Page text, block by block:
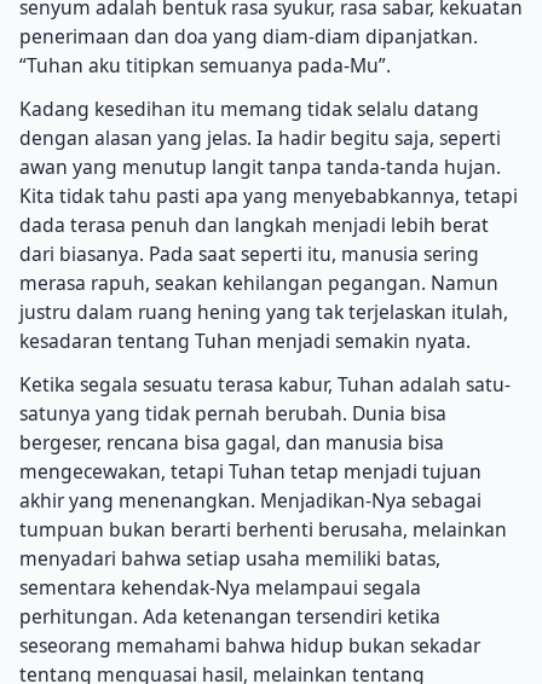
senyum adalah bentuk rasa syukur, rasa sabar, kekuatan
penerimaan dan doa yang diam-diam dipanjatkan.
“Tuhan aku titipkan semuanya pada-Mu”.
Kadang kesedihan itu memang tidak selalu datang
dengan alasan yang jelas. Ia hadir begitu saja, seperti
awan yang menutup langit tanpa tanda-tanda hujan.
Kita tidak tahu pasti apa yang menyebabkannya, tetapi
dada terasa penuh dan langkah menjadi lebih berat
dari biasanya. Pada saat seperti itu, manusia sering
merasa rapuh, seakan kehilangan pegangan. Namun
justru dalam ruang hening yang tak terjelaskan itulah,
kesadaran tentang Tuhan menjadi semakin nyata.
Ketika segala sesuatu terasa kabur, Tuhan adalah satu-
satunya yang tidak pernah berubah. Dunia bisa
bergeser, rencana bisa gagal, dan manusia bisa
mengecewakan, tetapi Tuhan tetap menjadi tujuan
akhir yang menenangkan. Menjadikan-Nya sebagai
tumpuan bukan berarti berhenti berusaha, melainkan
menyadari bahwa setiap usaha memiliki batas,
sementara kehendak-Nya melampaui segala
perhitungan. Ada ketenangan tersendiri ketika
seseorang memahami bahwa hidup bukan sekadar
tentang menguasai hasil, melainkan tentang